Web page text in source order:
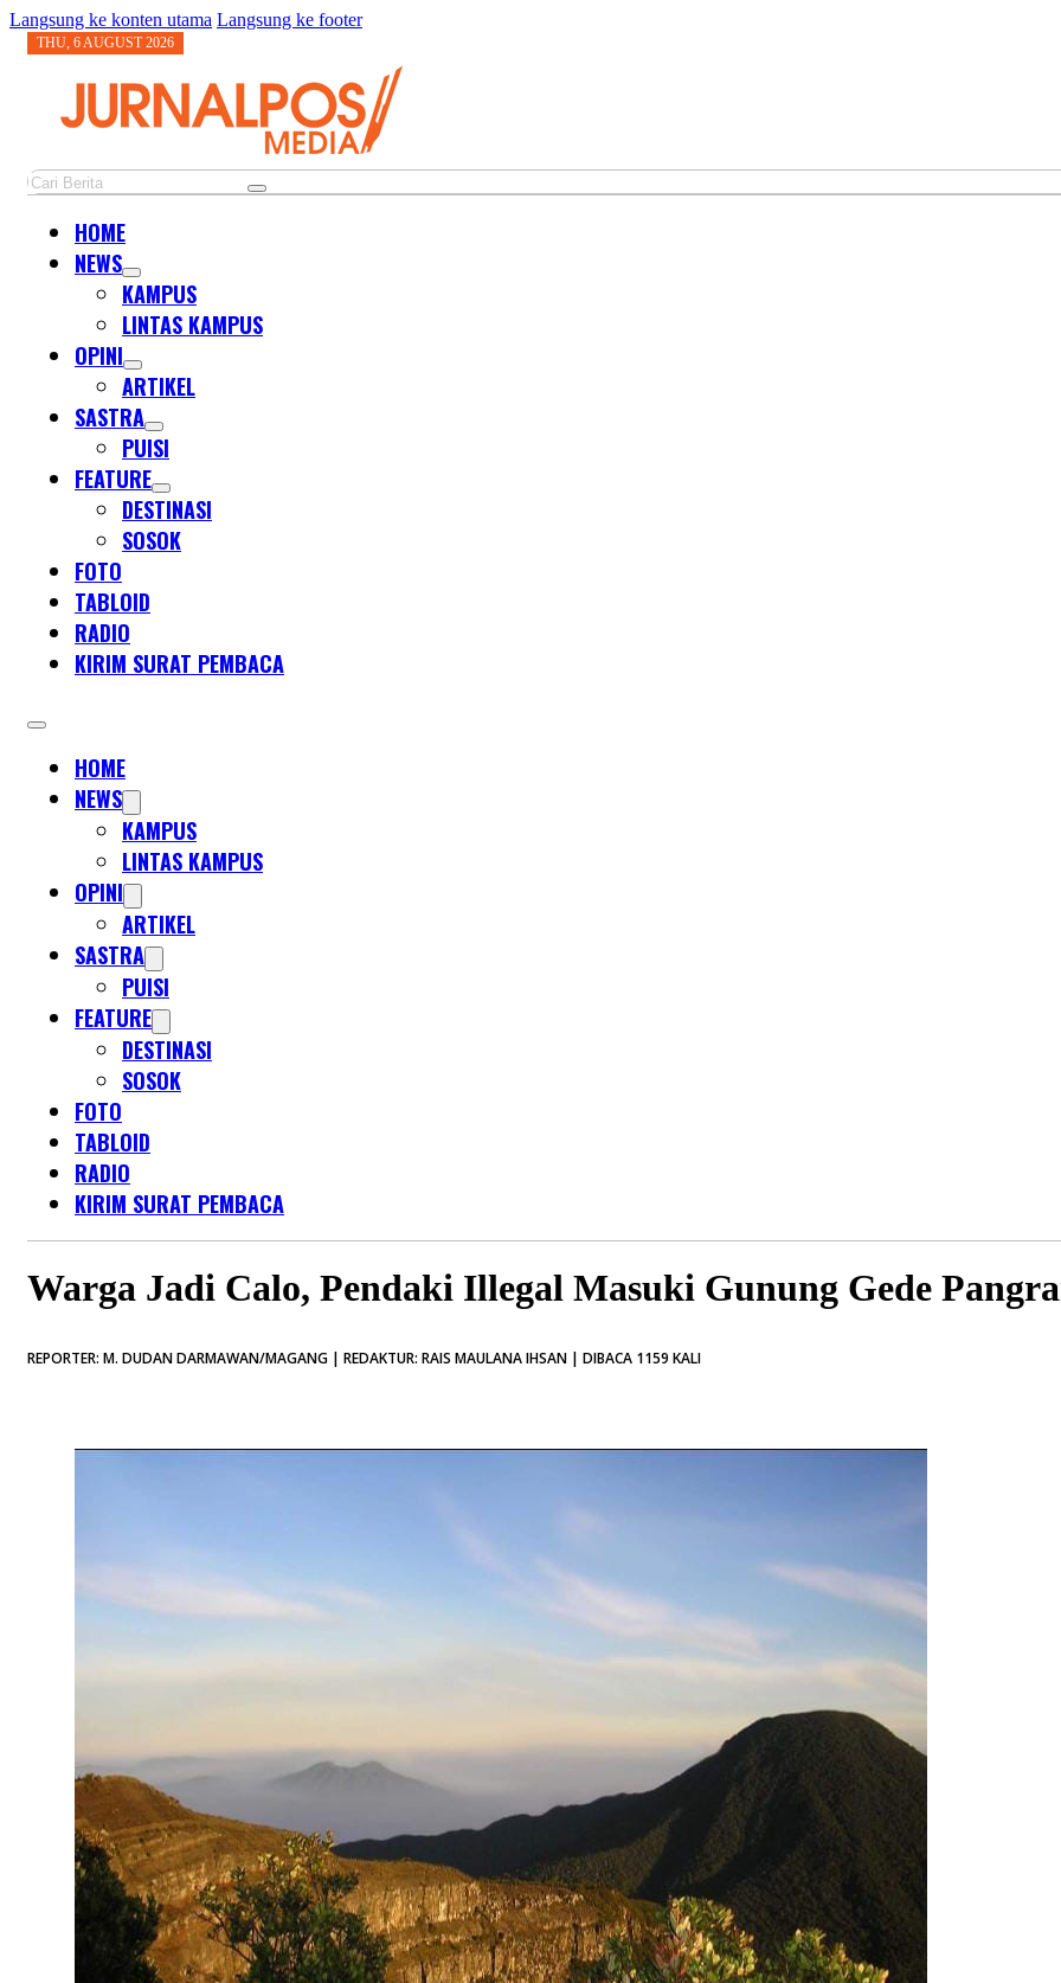
Langsung ke konten utama Langsung ke footer
THU, 6 AUGUST 2026
Cari
HOME
NEWS
KAMPUS
LINTAS KAMPUS
OPINI
ARTIKEL
SASTRA
PUISI
FEATURE
DESTINASI
SOSOK
FOTO
TABLOID
RADIO
KIRIM SURAT PEMBACA
HOME
NEWS
KAMPUS
LINTAS KAMPUS
OPINI
ARTIKEL
SASTRA
PUISI
FEATURE
DESTINASI
SOSOK
FOTO
TABLOID
RADIO
KIRIM SURAT PEMBACA
Warga Jadi Calo, Pendaki Illegal Masuki Gunung Gede
REPORTER: M. DUDAN DARMAWAN/MAGANG | REDAKTUR: RAIS MAULANA IHSAN | DIBACA 1159 KALI